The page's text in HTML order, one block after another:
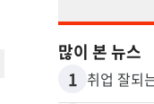
많이 본 뉴스
1 취업 잘되